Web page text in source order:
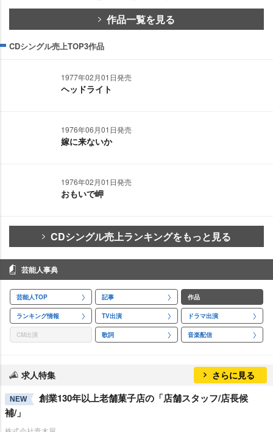
作品一覧を見る
CDシングル売上TOP3作品
1977年02月01日発売
ヘッドライト
1976年06月01日発売
嫁に来ないか
1976年02月01日発売
おもいで岬
CDシングル売上ランキングをもっと見る
芸能人事典
芸能人TOP 記事 作品
ランキング情報 TV出演 ドラマ出演
CM出演 歌詞 音楽配信
求人特集 さらに見る
NEW
創業130年以上老舗菓子店の「店舗スタッフ/店長候
補/」